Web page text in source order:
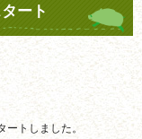
ート
トしました。